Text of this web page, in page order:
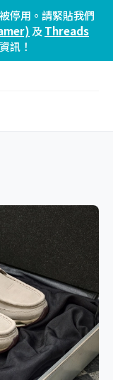
停用。請緊貼我們
及 Threads
訊！